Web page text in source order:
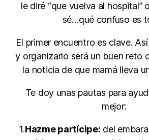
le diré “que vuelva al hospital”
sé…qué confuso es
El primer encuentro es clave.
y organizarlo será un buen reto
la noticia de que mamá lleva
Te doy unas pautas para
mejor:
1.Hazme partícipe: del